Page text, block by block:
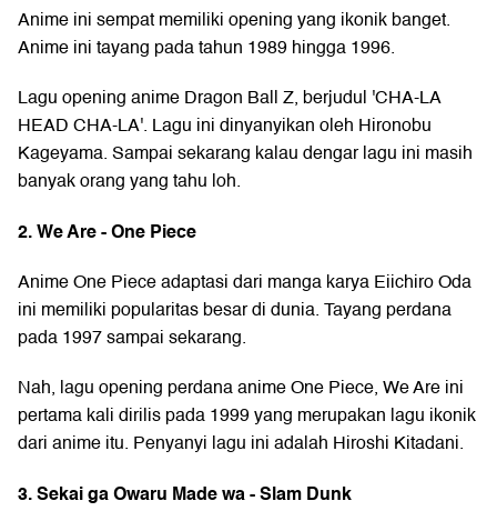
Anime ini sempat memiliki opening yang ikonik banget.
Anime ini tayang pada tahun 1989 hingga 1996.
Lagu opening anime Dragon Ball Z, berjudul 'CHA-LA
HEAD CHA-LA'. Lagu ini dinyanyikan oleh Hironobu
Kageyama. Sampai sekarang kalau dengar lagu ini masih
banyak orang yang tahu loh.
2. We Are - One Piece
AnimeOne Pieceadaptasi dari manga karya Eiichiro Oda
ini memiliki popularitas besar di dunia. Tayang perdana
pada 1997 sampai sekarang.
Nah, lagu opening perdana anime One Piece, We Are ini
pertama kali dirilis pada 1999 yang merupakan lagu ikonik
dari anime itu. Penyanyi lagu ini adalah Hiroshi Kitadani.
3. Sekai ga Owaru Made wa - Slam Dunk